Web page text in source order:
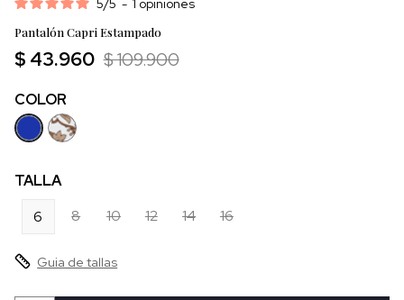
5/5 - 1 opiniones
Pantalón Capri Estampado
$ 43.960 $ 109.900
COLOR
TALLA
6
8 10 12 14 16
Guia de tallas